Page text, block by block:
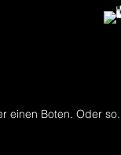
einen Boten. Oder so.